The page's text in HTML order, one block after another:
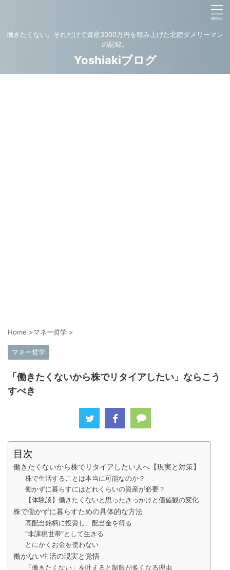
働きたくない。それだけで資産3000万円を積み上げた北陸ダメリーマン
の記録。
Yoshiakiブログ
Home >マネー哲学 >
マネー哲学
「働きたくないから株でリタイアしたい」ならこう
すべき
目次
働きたくないから株でリタイアしたい人へ【現実と対策】
株で生活することは本当に可能なのか？
働かずに暮らすにはどれくらいの資産が必要？
【体験談】働きたくないと思ったきっかけと価値観の変化
株で働かずに暮らすための具体的な方法
高配当銘柄に投資し、配当金を得る
”非課税世帯”として生きる
とにかくお金を使わない
働かない生活の現実と覚悟
「働きたくない」を叶えると制限が多くなる理由